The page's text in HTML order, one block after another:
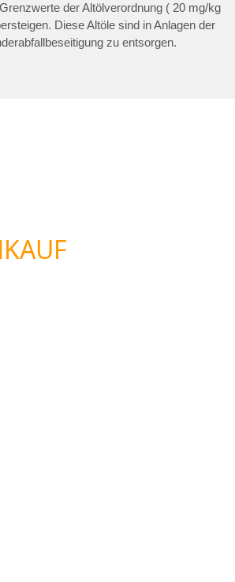
der Altölverordnung ( 20 mg/kg
Diese Altöle sind in Anlagen der
zu entsorgen.